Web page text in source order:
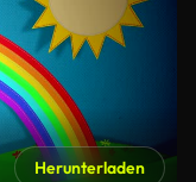
Herunterladen